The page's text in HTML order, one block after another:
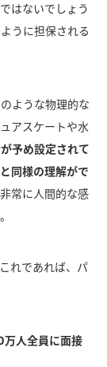
はないでしょう
うに担保される
ような物理的な
アスケートや水
予め設定されて
同様の理解がで
非常に人間的な感
れであれば、パ
万人全員に面接